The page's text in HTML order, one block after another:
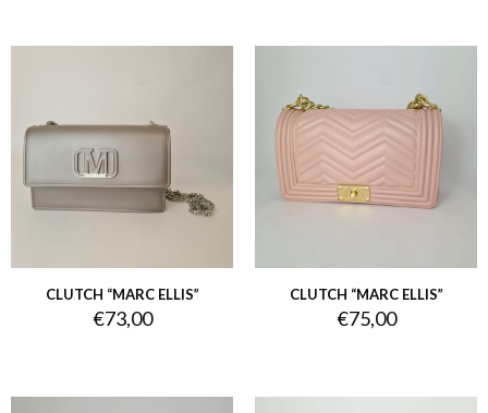
CLUTCH “MARC ELLIS”
€73,00
CLUTCH “MARC ELLIS”
€75,00